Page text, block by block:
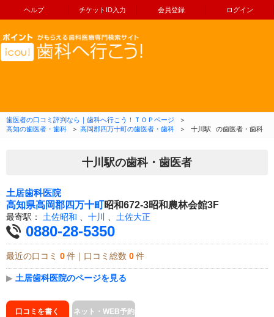
ヘルプ チケットID入力 会員登録 ログイン
コンテンツへ移動
歯医者の口コミ評判なら｜歯科へ行こう！ＴＯＰページ
＞
高知の歯医者・歯科
＞ 高岡郡四万十町の歯医者・歯科 ＞ 十川駅 の歯医者・歯科
十川駅の歯科・歯医者
土居歯科医院
高知県高岡郡四万十町昭和672-3昭和農林会館3F
最寄駅： 土佐昭和 十川 土佐大正
0880-28-5350
最近の口コミ 0 件｜口コミ総数 0 件
▶ 土居歯科医院のページを見る
口コミを書く ネット・WEB予約